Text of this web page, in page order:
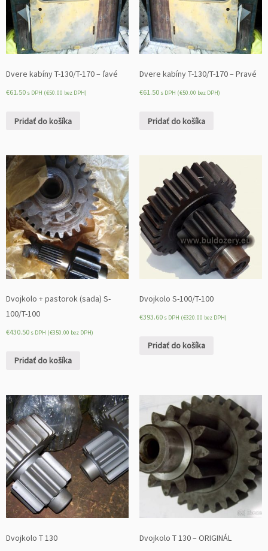
Dvere kabíny T-130/T-170 – ľavé
€61.50 s DPH (€50.00 bez DPH)
Pridať do košíka
Dvere kabíny T-130/T-170 – Pravé
€61.50 s DPH (€50.00 bez DPH)
Pridať do košíka
Dvojkolo + pastorok (sada) S-
100/T-100
€430.50 s DPH (€350.00 bez DPH)
Pridať do košíka
Dvojkolo S-100/T-100
€393.60 s DPH (€320.00 bez DPH)
Pridať do košíka
Dvojkolo T 130 Dvojkolo T 130 – ORIGINÁL